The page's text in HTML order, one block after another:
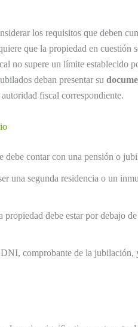
los requisitos que deben
que la propiedad en cuestión
no supere un límite establecido
deban presentar su
fiscal correspondiente.
debe contar con una pensión o
una segunda residencia o un
propiedad debe estar por debajo
DNI, comprobante de la jubilación,